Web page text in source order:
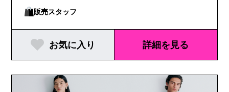
｜兵庫県｜奈良県｜愛媛県｜福岡県｜長崎県｜熊本
県｜大分県
販売スタッフ
お気に入り 詳細を見る